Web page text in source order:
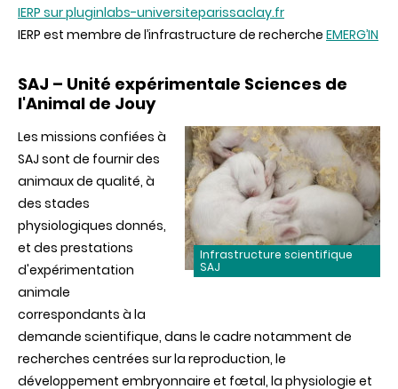
IERP sur pluginlabs-universiteparissaclay.fr
IERP est membre de l’infrastructure de recherche EMERG’IN
SAJ – Unité expérimentale Sciences de
l'Animal de Jouy
Infrastructure scientifique
SAJ
Les missions confiées à
SAJ sont de fournir des
animaux de qualité, à
des stades
physiologiques donnés,
et des prestations
d'expérimentation
animale
correspondants à la
demande scientifique, dans le cadre notamment de
recherches centrées sur la reproduction, le
développement embryonnaire et fœtal, la physiologie et